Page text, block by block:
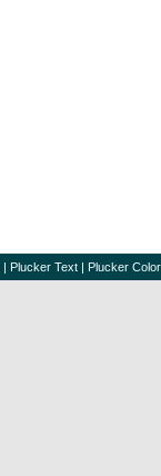
| Plucker Text | Plucker Color